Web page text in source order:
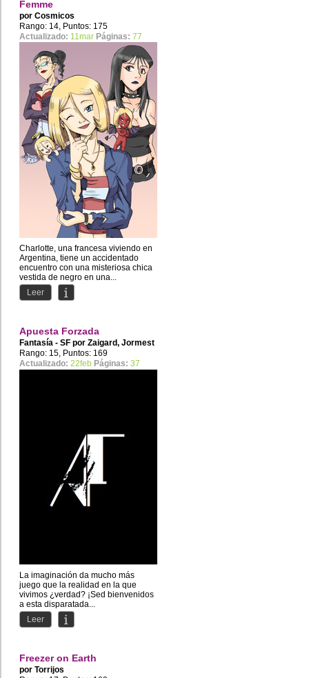
Femme
por Cosmicos
Rango: 14, Puntos: 175
Actualizado: 11mar Páginas: 77
Charlotte, una francesa viviendo en
Argentina, tiene un accidentado
encuentro con una misteriosa chica
vestida de negro en una...
Leer
Apuesta Forzada
Fantasía - SF por Zaigard, Jormest
Rango: 15, Puntos: 169
Actualizado: 22feb Páginas: 37
La imaginación da mucho más
juego que la realidad en la que
vivimos ¿verdad? ¡Sed bienvenidos
a esta disparatada...
Leer
Freezer on Earth
por Torrijos